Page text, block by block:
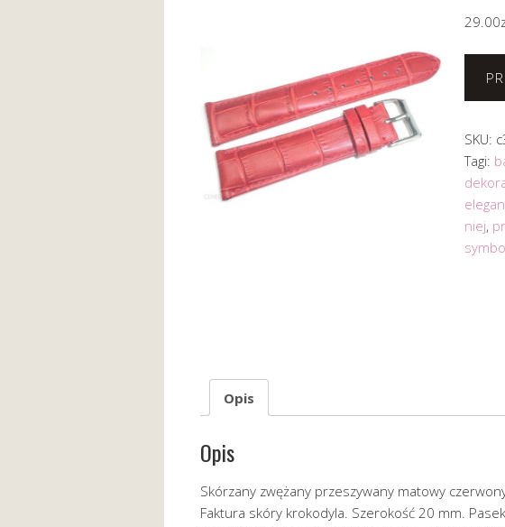
29.00
SKU:
Tagi:
niej,
Opis
Opis
Skórzany zwężany przeszywany matowy
Faktura skóry krokodyla. Szerokość 20 mm.